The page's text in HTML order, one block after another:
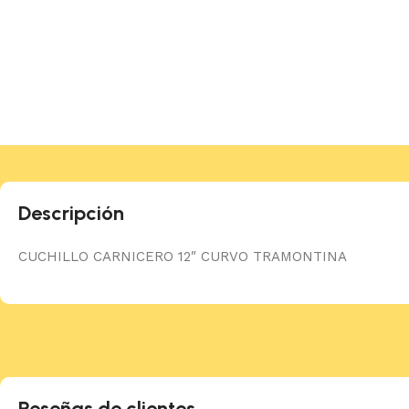
Descripción
CUCHILLO CARNICERO 12″ CURVO TRAMONTINA